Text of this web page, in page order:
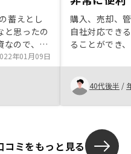
蓄えとし
と思ったの
なので、リ
安でした
えたので、
それ程大
た。
年01月09日
購入、売却、
自社対応でき
ることができ
き、非常に便
を決めており
思った。
40代後半 /
コミをもっと見る